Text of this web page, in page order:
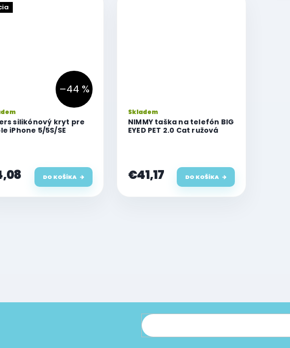
–44 %
silikónový kryt pre
iPhone 5/5S/SE
DO KOŠÍKA
NIMMY taška na telefón BIG
EYED PET 2.0 Cat ružová
Skladem
€41,17 DO KOŠÍKA